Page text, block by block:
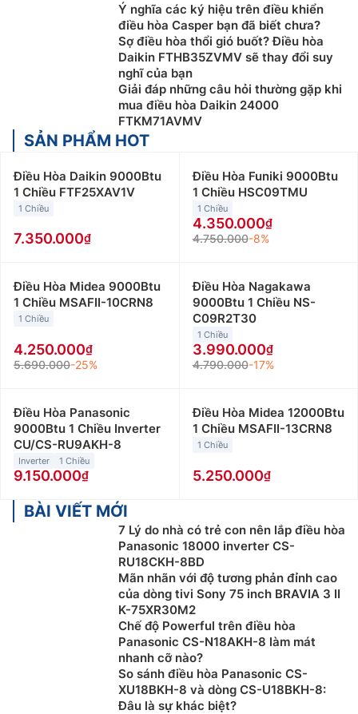
Hướng dẫn chọn điều hòa, máy lạnh phù
hợp với nhu cầu sử dụng
Chọn mua điều hòa theo diện tích phòng
Người dùng nên căn cứ vào nhu cầu sử dụng để lựa
chọn loại điều hòa, máy lạnh chỉ cần khả năng làm
lạnh hay cần có cả chế độ làm lạnh và sưởi ấm. Nếu
thấp, hãy ưu tiên các loại điều hòa 1 chiều hay máy
lạnh tủ đứng. Còn nếu bạn sống ở miền Bắc hay các
vùng núi, cao nguyên hoặc gia đình bạn có người già
và trẻ nhỏ, hãy ưu tiên lựa chọn các loại điều hòa, máy
lạnh 2 chiều.
có công suất phù hợp nhất. Công suất máy lạnh cũng
được tính khá đơn giản theo công thức: 1 m2 x 600
BTU. Trong đó, 9000 BTU = 1HP = 1 ngựa
cách tính công suất như sau:
(4,5 x 3) x 600 = 8.100 BTU = 0,9 ngựa = 0,9 HP. Vì
thế bạn nên chọn điều hòa 9000btu (1 ngựa hay 1HP)
Ý nghĩa các ký hiệu trên điều khiển
điều hòa Casper bạn đã biết chưa?
Sợ điều hòa thổi gió buốt? Điều hòa
Daikin FTHB35ZVMV sẽ thay đổi suy
nghĩ của bạn
Giải đáp những câu hỏi thường gặp khi
mua điều hòa Daikin 24000
FTKM71AVMV
SẢN PHẨM HOT
Điều Hòa Daikin 9000Btu
1 Chiều FTF25XAV1V
1 Chiều
7.350.000
Điều Hòa Funiki 9000Btu
1 Chiều HSC09TMU
1 Chiều
4.350.000
4.750.000-8%
Điều Hòa Midea 9000Btu
1 Chiều MSAFII-10CRN8
1 Chiều
4.250.000
5.690.000-25%
Điều Hòa Nagakawa
9000Btu 1 Chiều NS-
C09R2T30
1 Chiều
3.990.000
4.790.000-17%
Điều Hòa Panasonic
9000Btu 1 Chiều Inverter
CU/CS-RU9AKH-8
Inverter 1 Chiều
9.150.000
Điều Hòa Midea 12000Btu
1 Chiều MSAFII-13CRN8
1 Chiều
5.250.000
BÀI VIẾT MỚI
7 Lý do nhà có trẻ con nên lắp điều hòa
Panasonic 18000 inverter CS-
RU18CKH-8BD
Mãn nhãn với độ tương phản đỉnh cao
của dòng tivi Sony 75 inch BRAVIA 3 II
K-75XR30M2
Chế độ Powerful trên điều hòa
Panasonic CS-N18AKH-8 làm mát
nhanh cỡ nào?
So sánh điều hòa Panasonic CS-
XU18BKH-8 và dòng CS-U18BKH-8:
Đâu là sự khác biệt?